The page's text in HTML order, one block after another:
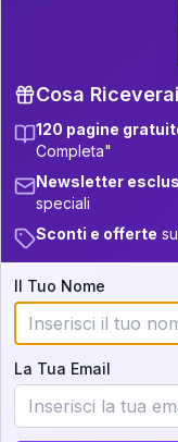
Iscriviti
Cosa
💕 Come
Cosa Riceverai
120 pagine
Completa"
Newsletter
speciali
Sconti e offerte
Il Tuo Nome
La Tua Email